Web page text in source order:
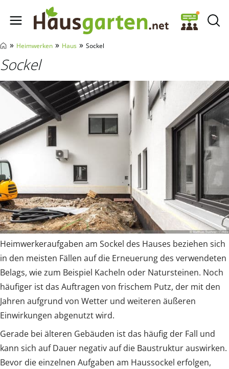
Hausgarten.net
» Heimwerken » Haus » Sockel
Sockel
Heimwerkeraufgaben am Sockel des Hauses beziehen sich
in den meisten Fällen auf die Erneuerung des verwendeten
Belags, wie zum Beispiel Kacheln oder Natursteinen. Noch
häufiger ist das Auftragen von frischem Putz, der mit den
Jahren aufgrund von Wetter und weiteren äußeren
Einwirkungen abgenutzt wird.
Gerade bei älteren Gebäuden ist das häufig der Fall und
kann sich auf Dauer negativ auf die Baustruktur auswirken.
Bevor die einzelnen Aufgaben am Haussockel erfolgen,